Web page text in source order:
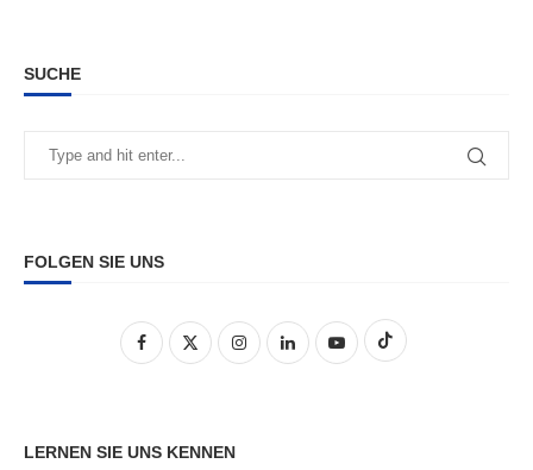
SUCHE
FOLGEN SIE UNS
LERNEN SIE UNS KENNEN